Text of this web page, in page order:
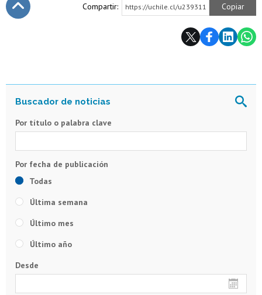
Compartir: https://uchile.cl/u239311 Copiar
Por título o palabra clave
Todas
Última semana
Último mes
Último año
Desde